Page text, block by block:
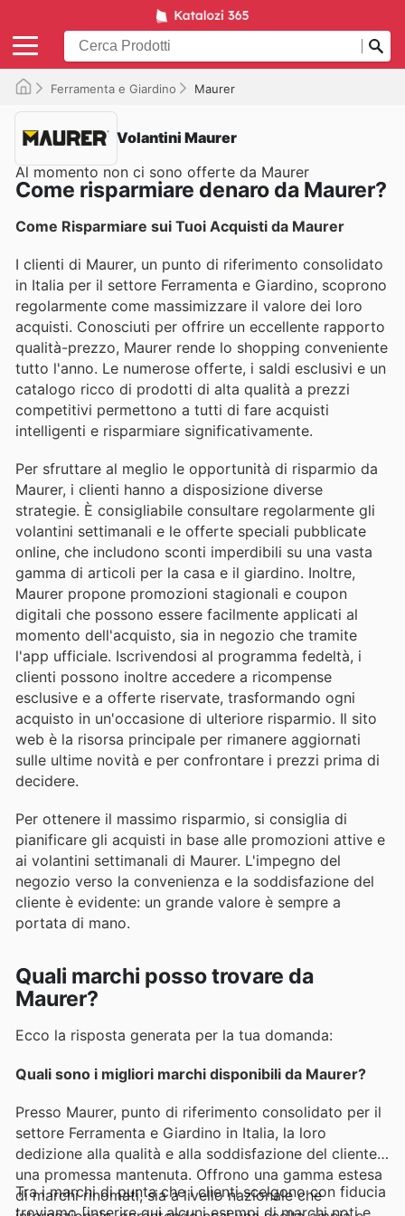
Ferramenta e Giardino Maurer
Volantini Maurer
Al momento non ci sono offerte da Maurer
Come risparmiare denaro da Maurer?
Come Risparmiare sui Tuoi Acquisti da Maurer
I clienti di Maurer, un punto di riferimento consolidato
in Italia per il settore Ferramenta e Giardino, scoprono
regolarmente come massimizzare il valore dei loro
acquisti. Conosciuti per offrire un eccellente rapporto
qualità-prezzo, Maurer rende lo shopping conveniente
tutto l'anno. Le numerose offerte, i saldi esclusivi e un
catalogo ricco di prodotti di alta qualità a prezzi
competitivi permettono a tutti di fare acquisti
intelligenti e risparmiare significativamente.
Per sfruttare al meglio le opportunità di risparmio da
Maurer, i clienti hanno a disposizione diverse
strategie. È consigliabile consultare regolarmente gli
volantini settimanali e le offerte speciali pubblicate
online, che includono sconti imperdibili su una vasta
gamma di articoli per la casa e il giardino. Inoltre,
Maurer propone promozioni stagionali e coupon
digitali che possono essere facilmente applicati al
momento dell'acquisto, sia in negozio che tramite
l'app ufficiale. Iscrivendosi al programma fedeltà, i
clienti possono inoltre accedere a ricompense
esclusive e a offerte riservate, trasformando ogni
acquisto in un'occasione di ulteriore risparmio. Il sito
web è la risorsa principale per rimanere aggiornati
sulle ultime novità e per confrontare i prezzi prima di
decidere.
Per ottenere il massimo risparmio, si consiglia di
pianificare gli acquisti in base alle promozioni attive e
ai volantini settimanali di Maurer. L'impegno del
negozio verso la convenienza e la soddisfazione del
cliente è evidente: un grande valore è sempre a
portata di mano.
Quali marchi posso trovare da
Maurer?
Ecco la risposta generata per la tua domanda:
Quali sono i migliori marchi disponibili da Maurer?
Presso Maurer, punto di riferimento consolidato per il
settore Ferramenta e Giardino in Italia, la loro
dedizione alla qualità e alla soddisfazione del cliente è
una promessa mantenuta. Offrono una gamma estesa
di marchi rinomati, sia a livello nazionale che
Tra i marchi di punta che i clienti scelgono con fiducia
troviamo [inserire qui alcuni esempi di marchi noti e